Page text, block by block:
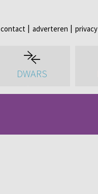
contact adverteren privacy
DWARS